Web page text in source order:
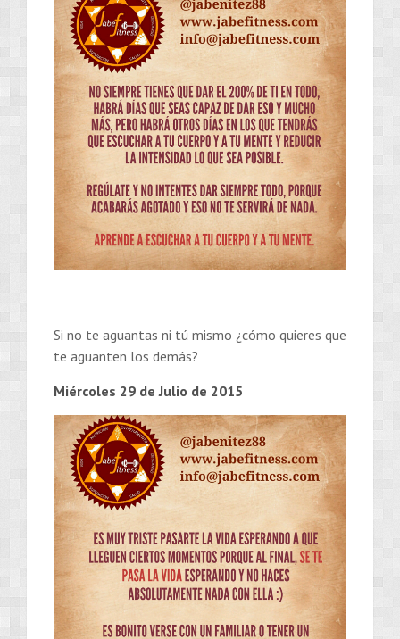
Si no te aguantas ni tú mismo ¿cómo quieres que
te aguanten los demás?
Miércoles 29 de Julio de 2015